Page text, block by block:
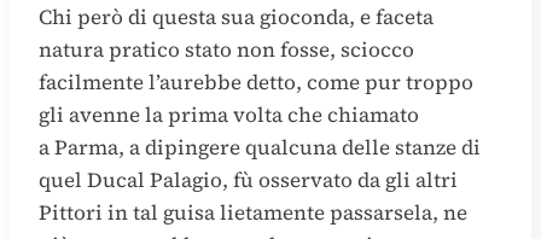
Chi però di questa sua gioconda, e faceta
natura pratico stato non fosse, sciocco
facilmente l’aurebbe detto, come pur troppo
gli avenne la prima volta che chiamato
a Parma, a dipingere qualcuna delle stanze di
quel Ducal Palagio, fù osservato da gli altri
Pittori in tal guisa lietamente passarsela, ne